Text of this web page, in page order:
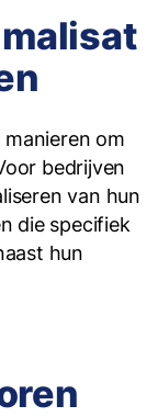
manieren om
bedrijven
van hun
die specifiek
hun